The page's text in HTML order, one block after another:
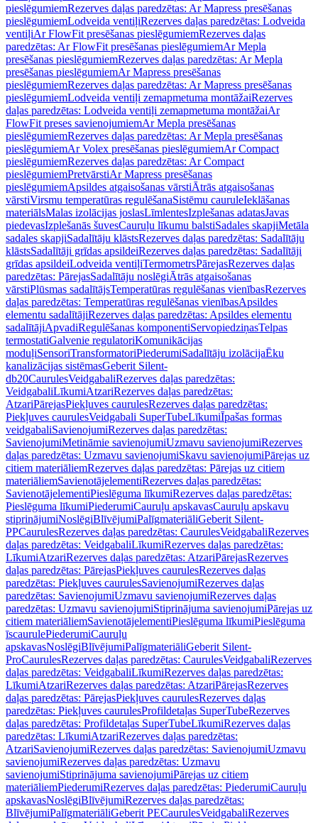
pieslēgumiemRezerves daļas paredzētas: Ar Mapress presēšanas
pieslēgumiemLodveida ventiļiRezerves daļas paredzētas: Lodveida
ventiļiAr FlowFit presēšanas pieslēgumiemRezerves daļas
paredzētas: Ar FlowFit presēšanas pieslēgumiemAr Mepla
presēšanas pieslēgumiemRezerves daļas paredzētas: Ar Mepla
presēšanas pieslēgumiemAr Mapress presēšanas
pieslēgumiemRezerves daļas paredzētas: Ar Mapress presēšanas
pieslēgumiemLodveida ventiļi zemapmetuma montāžaiRezerves
daļas paredzētas: Lodveida ventiļi zemapmetuma montāžaiAr
FlowFit preses savienojumiemAr Mepla presēšanas
pieslēgumiemRezerves daļas paredzētas: Ar Mepla presēšanas
pieslēgumiemAr Volex presēšanas pieslēgumiemAr Compact
pieslēgumiemRezerves daļas paredzētas: Ar Compact
pieslēgumiemPretvārstiAr Mapress presēšanas
pieslēgumiemApsildes atgaisošanas vārstiĀtrās atgaisošanas
vārstiVirsmu temperatūras regulēšanaSistēmu cauruleIeklāšanas
materiālsMalas izolācijas joslasLīmlentesIzplešanas adatasJavas
piedevasIzplešanās šuvesCauruļu līkumu balstiSadales skapjiMetāla
sadales skapjiSadalītāju klāstsRezerves daļas paredzētas: Sadalītāju
klāstsSadalītāji grīdas apsildeiRezerves daļas paredzētas: Sadalītāji
grīdas apsildeiLodveida ventiļiTermometrsPārejasRezerves daļas
paredzētas: PārejasSadalītāju noslēgiĀtrās atgaisošanas
vārstiPlūsmas sadalītājsTemperatūras regulēšanas vienībasRezerves
daļas paredzētas: Temperatūras regulēšanas vienībasApsildes
elementu sadalītājiRezerves daļas paredzētas: Apsildes elementu
sadalītājiApvadiRegulēšanas komponentiServopiedziņasTelpas
termostatiGalvenie regulatoriKomunikācijas
moduļiSensoriTransformatoriPiederumiSadalītāju izolācijaĒku
kanalizācijas sistēmasGeberit Silent-
db20CaurulesVeidgabaliRezerves daļas paredzētas:
VeidgabaliLīkumiAtzariRezerves daļas paredzētas:
AtzariPārejasPiekļuves caurulesRezerves daļas paredzētas:
Piekļuves caurulesVeidgabali SuperTubeLīkumiĪpašas formas
veidgabaliSavienojumiRezerves daļas paredzētas:
SavienojumiMetināmie savienojumiUzmavu savienojumiRezerves
daļas paredzētas: Uzmavu savienojumiSkavu savienojumiPārejas uz
citiem materiāliemRezerves daļas paredzētas: Pārejas uz citiem
materiāliemSavienotājelementiRezerves daļas paredzētas:
SavienotājelementiPieslēguma līkumiRezerves daļas paredzētas:
Pieslēguma līkumiPiederumiCauruļu apskavasCauruļu apskavu
stiprinājumiNoslēgiBlīvējumiPalīgmateriāliGeberit Silent-
PPCaurulesRezerves daļas paredzētas: CaurulesVeidgabaliRezerves
daļas paredzētas: VeidgabaliLīkumiRezerves daļas paredzētas:
LīkumiAtzariRezerves daļas paredzētas: AtzariPārejasRezerves
daļas paredzētas: PārejasPiekļuves caurulesRezerves daļas
paredzētas: Piekļuves caurulesSavienojumiRezerves daļas
paredzētas: SavienojumiUzmavu savienojumiRezerves daļas
paredzētas: Uzmavu savienojumiStiprinājuma savienojumiPārejas uz
citiem materiāliemSavienotājelementiPieslēguma līkumiPieslēguma
īscaurulePiederumiCauruļu
apskavasNoslēgiBlīvējumiPalīgmateriāliGeberit Silent-
ProCaurulesRezerves daļas paredzētas: CaurulesVeidgabaliRezerves
daļas paredzētas: VeidgabaliLīkumiRezerves daļas paredzētas:
LīkumiAtzariRezerves daļas paredzētas: AtzariPārejasRezerves
daļas paredzētas: PārejasPiekļuves caurulesRezerves daļas
paredzētas: Piekļuves caurulesProfildetaļas SuperTubeRezerves
daļas paredzētas: Profildetaļas SuperTubeLīkumiRezerves daļas
paredzētas: LīkumiAtzariRezerves daļas paredzētas:
AtzariSavienojumiRezerves daļas paredzētas: SavienojumiUzmavu
savienojumiRezerves daļas paredzētas: Uzmavu
savienojumiStiprinājuma savienojumiPārejas uz citiem
materiāliemPiederumiRezerves daļas paredzētas: PiederumiCauruļu
apskavasNoslēgiBlīvējumiRezerves daļas paredzētas:
BlīvējumiPalīgmateriāliGeberit PECaurulesVeidgabaliRezerves